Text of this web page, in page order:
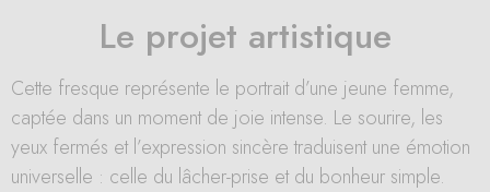
Le projet artistique
Cette fresque représente le portrait d’une jeune femme,
captée dans un moment de joie intense. Le sourire, les
yeux fermés et l’expression sincère traduisent une émotion
universelle : celle du lâcher-prise et du bonheur simple.